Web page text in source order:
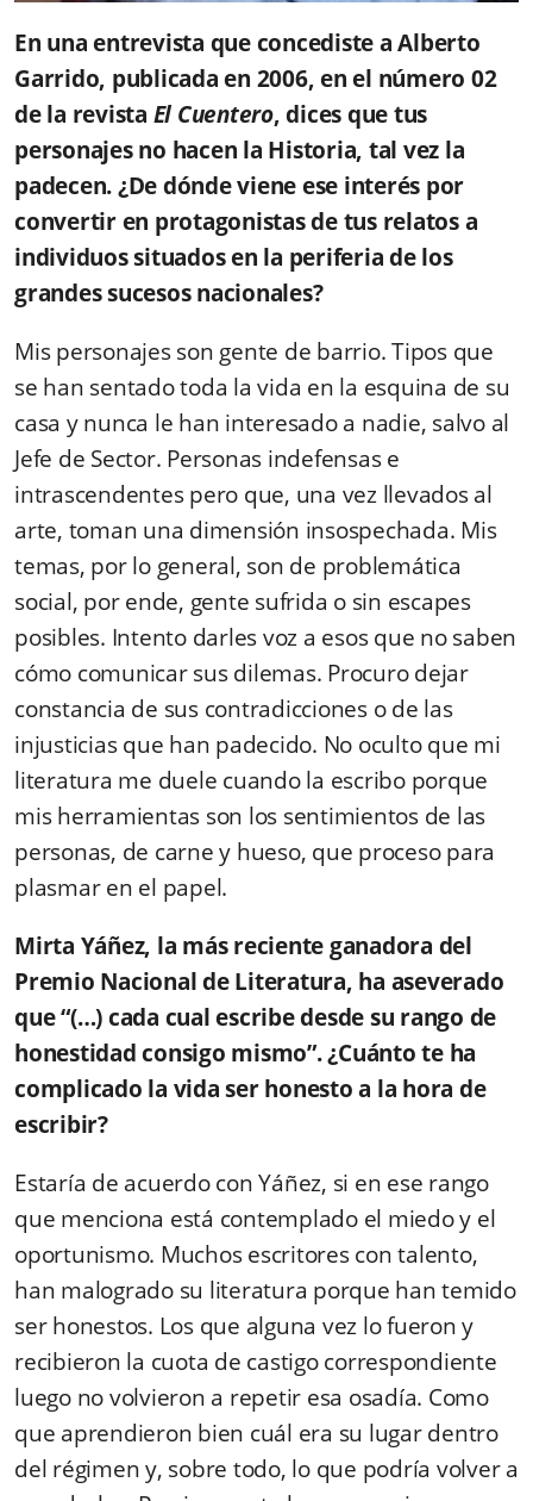
En una entrevista que concediste a Alberto
Garrido, publicada en 2006, en el número 02
de la revista El Cuentero, dices que tus
personajes no hacen la Historia, tal vez la
padecen. ¿De dónde viene ese interés por
convertir en protagonistas de tus relatos a
individuos situados en la periferia de los
grandes sucesos nacionales?
Mis personajes son gente de barrio. Tipos que
se han sentado toda la vida en la esquina de su
casa y nunca le han interesado a nadie, salvo al
Jefe de Sector. Personas indefensas e
intrascendentes pero que, una vez llevados al
arte, toman una dimensión insospechada. Mis
temas, por lo general, son de problemática
social, por ende, gente sufrida o sin escapes
posibles. Intento darles voz a esos que no saben
cómo comunicar sus dilemas. Procuro dejar
constancia de sus contradicciones o de las
injusticias que han padecido. No oculto que mi
literatura me duele cuando la escribo porque
mis herramientas son los sentimientos de las
personas, de carne y hueso, que proceso para
plasmar en el papel.
Mirta Yáñez, la más reciente ganadora del
Premio Nacional de Literatura, ha aseverado
que “(…) cada cual escribe desde su rango de
honestidad consigo mismo”. ¿Cuánto te ha
complicado la vida ser honesto a la hora de
escribir?
Estaría de acuerdo con Yáñez, si en ese rango
que menciona está contemplado el miedo y el
oportunismo. Muchos escritores con talento,
han malogrado su literatura porque han temido
ser honestos. Los que alguna vez lo fueron y
recibieron la cuota de castigo correspondiente
luego no volvieron a repetir esa osadía. Como
que aprendieron bien cuál era su lugar dentro
del régimen y, sobre todo, lo que podría volver a